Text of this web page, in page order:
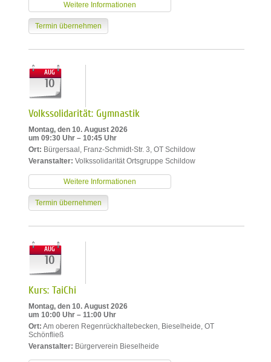
Weitere Informationen
Termin übernehmen
AUG
10
Volkssolidarität: Gymnastik
Montag, den 10. August 2026
um 09:30 Uhr – 10:45 Uhr
Ort: Bürgersaal, Franz-Schmidt-Str. 3, OT Schildow
Veranstalter: Volkssolidarität Ortsgruppe Schildow
Weitere Informationen
Termin übernehmen
AUG
10
Kurs: TaiChi
Montag, den 10. August 2026
um 10:00 Uhr – 11:00 Uhr
Ort: Am oberen Regenrückhaltebecken, Bieselheide, OT
Schönfließ
Veranstalter: Bürgerverein Bieselheide